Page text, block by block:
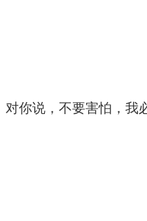
你说，不要害怕，我